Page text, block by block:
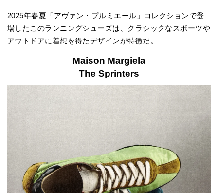
2025年春夏「アヴァン・プルミエール」コレクションで登
場したこのランニングシューズは、クラシックなスポーツや
アウトドアに着想を得たデザインが特徴だ。
Maison Margiela
The Sprinters